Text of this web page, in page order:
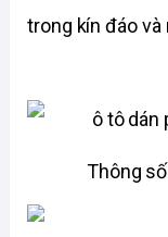
trong kín đáo và
Thông